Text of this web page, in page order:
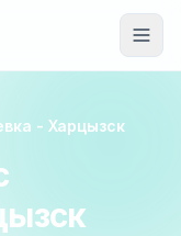
- Харцызск